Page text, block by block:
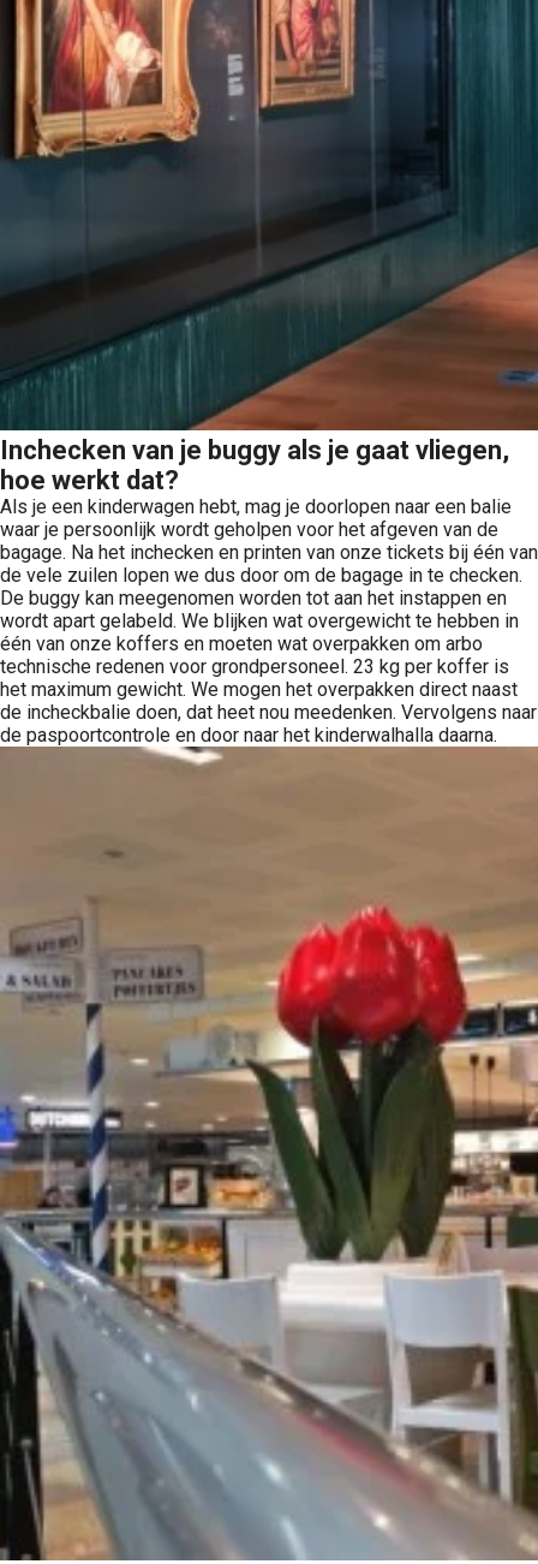
Inchecken van je buggy als je gaat vliegen,
hoe werkt dat?
Als je een kinderwagen hebt, mag je doorlopen naar een balie
waar je persoonlijk wordt geholpen voor het afgeven van de
bagage. Na het inchecken en printen van onze tickets bij één van
de vele zuilen lopen we dus door om de bagage in te checken.
De buggy kan meegenomen worden tot aan het instappen en
wordt apart gelabeld. We blijken wat overgewicht te hebben in
één van onze koffers en moeten wat overpakken om arbo
technische redenen voor grondpersoneel. 23 kg per koffer is
het maximum gewicht. We mogen het overpakken direct naast
de incheckbalie doen, dat heet nou meedenken. Vervolgens naar
de paspoortcontrole en door naar het kinderwalhalla daarna.